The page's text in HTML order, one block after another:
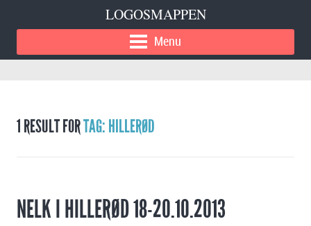
LOGOSMAPPEN
Menu
1 RESULT FORTAG: HILLERØD
NELK I HILLERØD 18-20.10.2013